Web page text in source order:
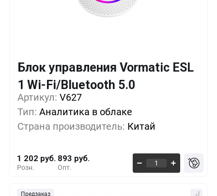
Блок управления Vormatic ESL
1 Wi-Fi/Bluetooth 5.0
Артикул: V627
Тип: Аналитика в облаке
Страна производитель: Китай
Розн.
1 202 руб.
Опт.
893 руб.
1+ 0%
5+ -9%
10+ -18%
Предзаказ